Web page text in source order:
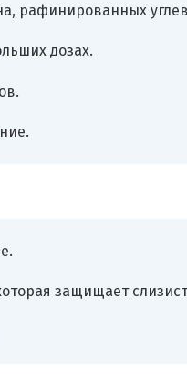
рафинированных
дозах.
защищает